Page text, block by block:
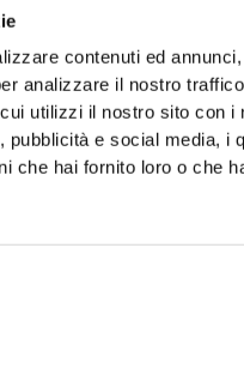
contenuti ed
analizzare il nostro
utilizzi il nostro sito con i
pubblicità e social media, i
che hai fornito loro o che